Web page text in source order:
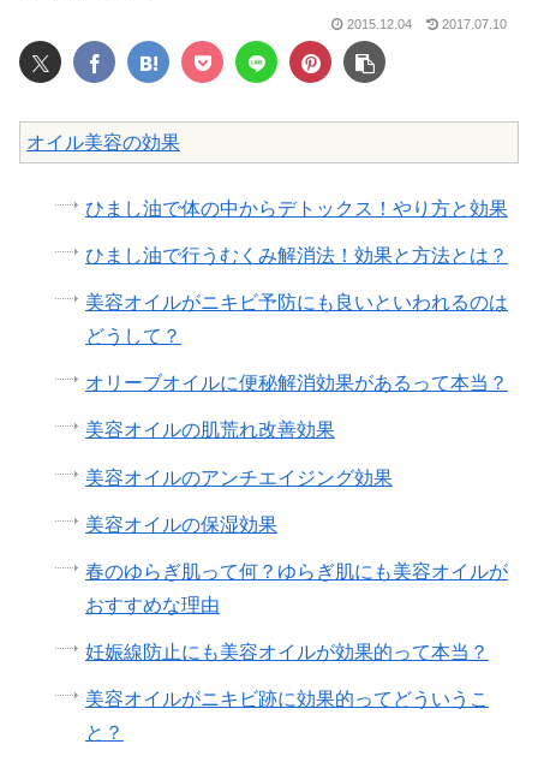
2015.12.04 2017.07.10
オイル美容の効果
ひまし油で体の中からデトックス！やり方と効果
ひまし油で行うむくみ解消法！効果と方法とは？
美容オイルがニキビ予防にも良いといわれるのは
どうして？
オリーブオイルに便秘解消効果があるって本当？
美容オイルの肌荒れ改善効果
美容オイルのアンチエイジング効果
美容オイルの保湿効果
春のゆらぎ肌って何？ゆらぎ肌にも美容オイルが
おすすめな理由
妊娠線防止にも美容オイルが効果的って本当？
美容オイルがニキビ跡に効果的ってどういうこ
と？